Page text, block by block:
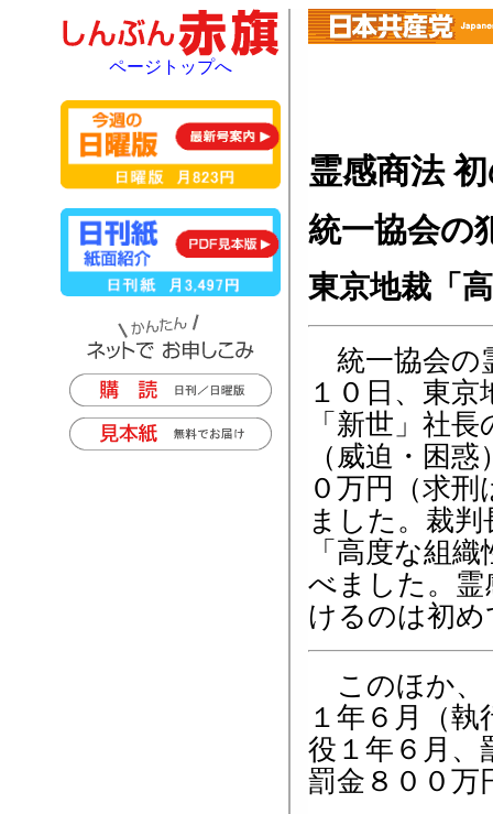
霊感商法
統一協会の
東京地裁「
統一協会の
１０日、東
「新世」社
（威迫・困
０万円（求
ました。裁
「高度な組
べました。霊
けるのは初
このほか、
１年６月（
役１年６月、
罰金８００万
ページトップへ